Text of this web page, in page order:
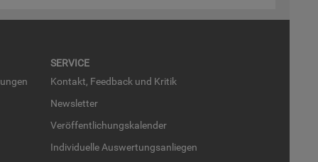
SER­VICE
Kon­takt, Feed­back und Kri­tik
News­let­ter
Ver­öf­fent­li­chungs­ka­len­der
In­di­vi­du­el­le Aus­wer­tungs­an­lie­gen